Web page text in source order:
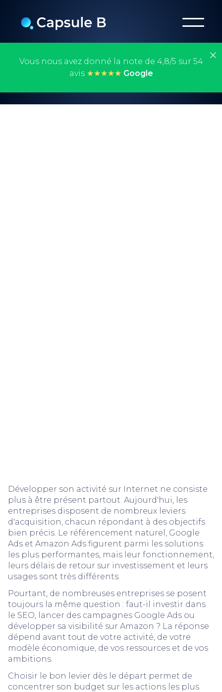
Vous nous avez donné la note de 4,8/5 sur 54
avis ★★★★★ Google
Développer son activité sur Internet ne consiste
plus à être présent partout. Aujourd'hui, les
entreprises disposent de nombreux leviers
d'acquisition, chacun répondant à des objectifs
bien précis. Le référencement naturel, Google
Ads et Amazon Ads figurent parmi les solutions
les plus performantes, mais leur fonctionnement,
leurs délais de retour sur investissement et leurs
usages sont très différents.
Pourtant, de nombreuses entreprises se posent
toujours la même question : faut-il investir dans
le SEO, lancer des campagnes Google Ads ou
développer sa visibilité sur Amazon ? La réponse
dépend avant tout de votre activité, de votre
modèle économique, de vos ressources et de vos
ambitions.
Choisir le bon levier dès le départ permet de
concentrer son budget sur les actions les plus